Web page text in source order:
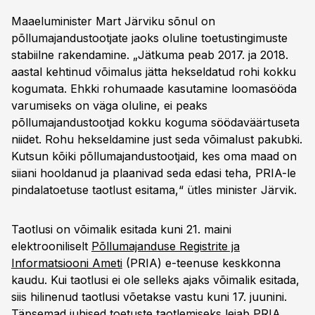
Maaeluminister Mart Järviku sõnul on
põllumajandustootjate jaoks oluline toetustingimuste
stabiilne rakendamine. „Jätkuma peab 2017. ja 2018.
aastal kehtinud võimalus jätta hekseldatud rohi kokku
kogumata. Ehkki rohumaade kasutamine loomasööda
varumiseks on väga oluline, ei peaks
põllumajandustootjad kokku koguma söödaväärtuseta
niidet. Rohu hekseldamine just seda võimalust pakubki.
Kutsun kõiki põllumajandustootjaid, kes oma maad on
siiani hooldanud ja plaanivad seda edasi teha, PRIA-le
pindalatoetuse taotlust esitama,“ ütles minister Järvik.
Taotlusi on võimalik esitada kuni 21. maini
elektrooniliselt Põllumajanduse Registrite ja
Informatsiooni Ameti (PRIA) e-teenuse keskkonna
kaudu. Kui taotlusi ei ole selleks ajaks võimalik esitada,
siis hilinenud taotlusi võetakse vastu kuni 17. juunini.